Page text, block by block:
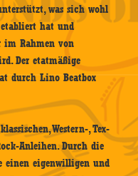
was sich wohl
etabliert hat und
im Rahmen von
Der etatmäßige
durch Lino Beatbox
Western-, Tex-
Anleihen. Durch die
einen eigenwilligen und